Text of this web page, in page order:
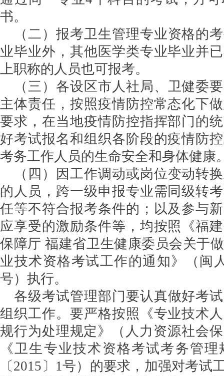
书。
（二）报考卫生管理专业资格的
业毕业外，其他医学类专业毕业并
上职称的人员也可报考。
（三）各设区市人社局、卫健委
主体责任，按照疫情防控常态化下
要求，在当地疫情防控指挥部门的
好考试报名和组织各阶段的疫情防
考务工作人员的生命安全和身体健康
（四）因工作调动或岗位变动转
的人员，跨一级申报专业需同级转
任等不符合报考条件的；以及参与
应享受的激励条件等，均按照《福
保障厅 福建省卫生健康委员会关于
业技术资格考试工作的通知》（闽
号）执行。
各级考试管理部门要认真做好考
组织工作。要严格按照《专业技术
规行为处理规定》（人力资源社会
《卫生专业技术资格考试考务管
〔2015〕1号）的要求，加强对考试